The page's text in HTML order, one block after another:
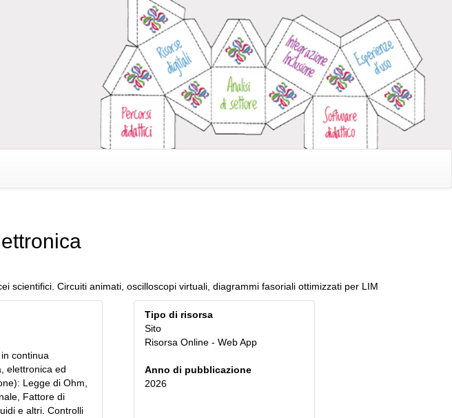
scientifici. Circuiti animati, oscilloscopi virtuali, diagrammi fasoriali ottimizzati per LIM
continua
elettronica ed
Legge di Ohm,
Fattore di
e altri. Controlli
Tipo di risorsa
Sito
Risorsa Online - Web App
Anno di pubblicazione
2026